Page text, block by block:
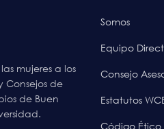
mujeres a los
Consejos de
de Buen
Somos
Equipo
Consejo
Estatutos
Código Ético